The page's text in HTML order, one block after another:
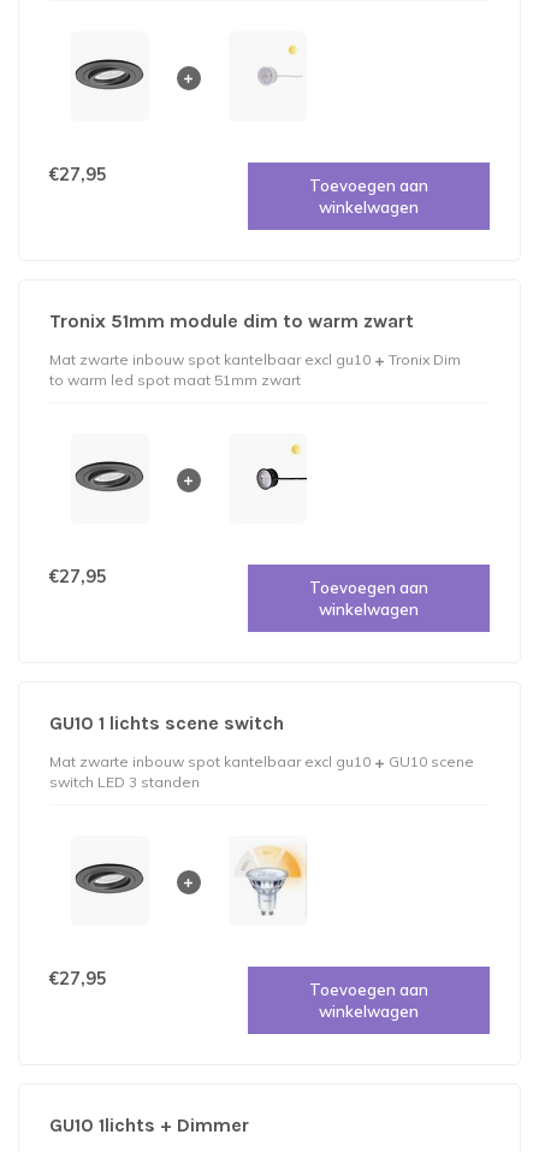
€27,95
Toevoegen aan
winkelwagen
Tronix 51mm module dim to warm zwart
Mat zwarte inbouw spot kantelbaar excl gu10
Tronix Dim
to warm led spot maat 51mm zwart
€27,95
Toevoegen aan
winkelwagen
GU10 1 lichts scene switch
Mat zwarte inbouw spot kantelbaar excl gu10
GU10 scene
switch LED 3 standen
€27,95
Toevoegen aan
winkelwagen
GU10 1lichts + Dimmer